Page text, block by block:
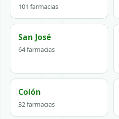
101 farmacias
San José
64 farmacias
Colón
32 farmacias